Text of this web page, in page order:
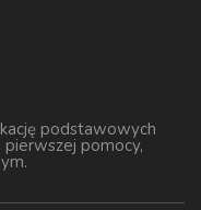
podstawowych
pierwszej pomocy,